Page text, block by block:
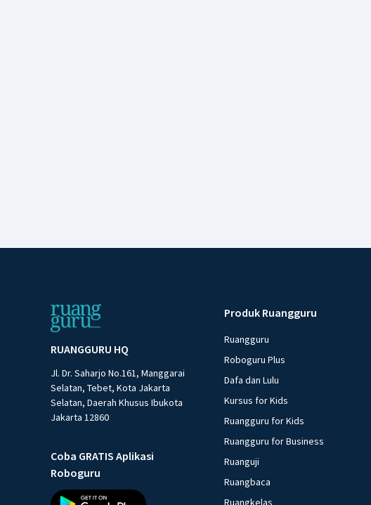
RUANGGURU HQ
Jl. Dr. Saharjo No.161, Manggarai
Selatan, Tebet, Kota Jakarta
Selatan, Daerah Khusus Ibukota
Jakarta 12860
Coba GRATIS Aplikasi
Roboguru
Produk Ruangguru
Ruangguru
Roboguru Plus
Dafa dan Lulu
Kursus for Kids
Ruangguru for Kids
Ruangguru for Business
Ruanguji
Ruangbaca
Ruangkelas